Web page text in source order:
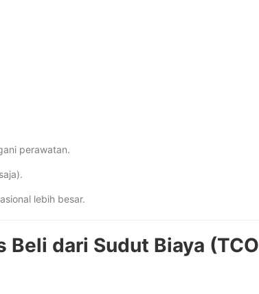
perawatan.
lebih besar.
Beli dari Sudut Biaya (TCO